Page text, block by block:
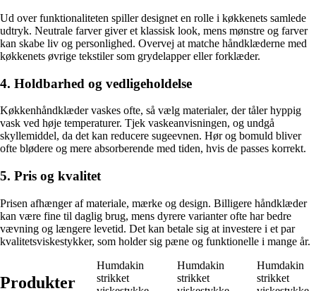
Ud over funktionaliteten spiller designet en rolle i køkkenets samlede
udtryk. Neutrale farver giver et klassisk look, mens mønstre og farver
kan skabe liv og personlighed. Overvej at matche håndklæderne med
køkkenets øvrige tekstiler som grydelapper eller forklæder.
4. Holdbarhed og vedligeholdelse
Køkkenhåndklæder vaskes ofte, så vælg materialer, der tåler hyppig
vask ved høje temperaturer. Tjek vaskeanvisningen, og undgå
skyllemiddel, da det kan reducere sugeevnen. Hør og bomuld bliver
ofte blødere og mere absorberende med tiden, hvis de passes korrekt.
5. Pris og kvalitet
Prisen afhænger af materiale, mærke og design. Billigere håndklæder
kan være fine til daglig brug, mens dyrere varianter ofte har bedre
vævning og længere levetid. Det kan betale sig at investere i et par
kvalitetsviskestykker, som holder sig pæne og funktionelle i mange år.
Produkter
Humdakin
strikket
Humdakin
strikket
Humdakin
strikket